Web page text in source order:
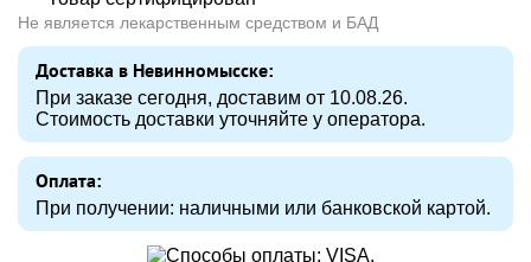
Не является лекарственным средством и БАД
Доставка в Невинномысске:
При заказе сегодня, доставим от 10.08.26.
Стоимость доставки уточняйте у оператора.
Оплата:
При получении: наличными или банковской картой.